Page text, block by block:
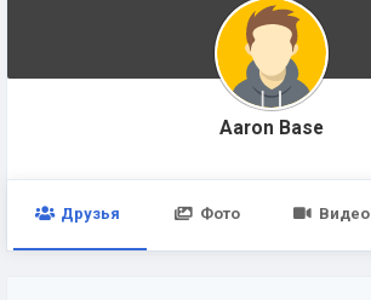
Aaron Base
Друзья Фото Видео